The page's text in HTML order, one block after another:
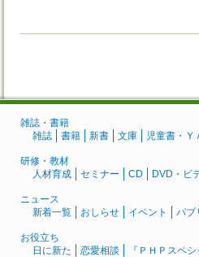
雑誌・書籍
雑誌
書籍 新書 文庫 児童書・Ｙ
研修・教材
人材育成
セミナー CD DVD・ビ
ニュース
新着一覧
おしらせ イベント パブ
お役立ち
日に新た
恋愛相談 『ＰＨＰスペ